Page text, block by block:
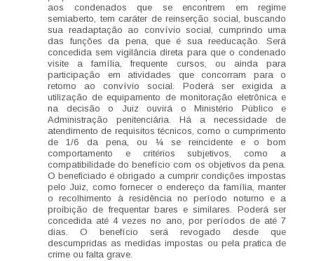
aos condenados que se encontrem em regime
semiaberto, tem caráter de reinserção social, buscando
sua readaptação ao convívio social, cumprindo uma
das funções da pena, que é sua reeducação. Será
concedida sem vigilância direta para que o condenado
visite a família, frequente cursos, ou ainda para
participação em atividades que concorram para o
retorno ao convívio social. Poderá ser exigida a
utilização de equipamento de monitoração eletrônica e
na decisão o Juiz ouvirá o Ministério Público e
Administração penitenciária. Há a necessidade de
atendimento de requisitos técnicos, como o cumprimento
de 1/6 da pena, ou ¼ se reincidente e o bom
comportamento e critérios subjetivos, como a
compatibilidade do benefício com os objetivos da pena.
O beneficiado é obrigado a cumprir condições impostas
pelo Juiz, como fornecer o endereço da família, manter
o recolhimento à residência no período noturno e a
proibição de frequentar bares e similares. Poderá ser
concedida até 4 vezes no ano, por períodos de até 7
dias. O benefício será revogado desde que
descumpridas as medidas impostas ou pela pratica de
crime ou falta grave.